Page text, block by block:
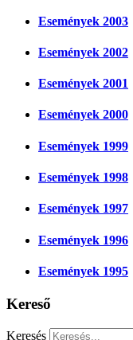
Események 2003
Események 2002
Események 2001
Események 2000
Események 1999
Események 1998
Események 1997
Események 1996
Események 1995
Kereső
Keresés